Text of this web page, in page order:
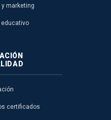
marketing
educativo
certificados